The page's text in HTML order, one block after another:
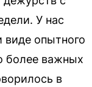
У нас
виде опытного
более важных
в